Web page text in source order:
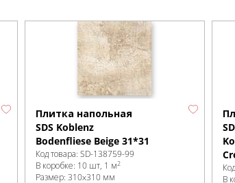
Плитка напольная
SDS Koblenz
Bodenfliese Beige 31*31
Код товара: SD-138759-99
В коробке: 10 шт, 1 м2
Размер: 310x310 мм
В